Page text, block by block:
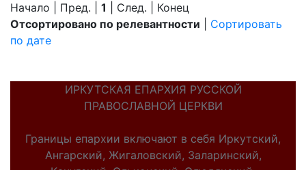
Начало | Пред. | 1 | След. | Конец
Отсортировано по релевантности
Сортировать
по дате
ИРКУТСКАЯ ЕПАРХИЯ РУССКОЙ
ПРАВОСЛАВНОЙ ЦЕРКВИ
Границы епархии включают в себя Иркутский,
Ангарский, Жигаловский, Заларинский,